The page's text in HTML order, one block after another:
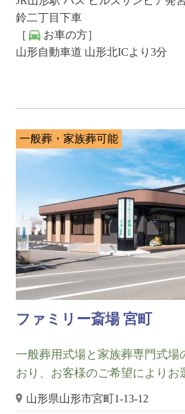
鈴二丁目下車
［
お車の方］
山形自動車道 山形北ICより3分
一般葬・家族葬可能
ファミリー斎場 宮町
一般葬用式場と家族葬専門式場
おり、お客様のご希望によりお
山形県山形市宮町1-13-12